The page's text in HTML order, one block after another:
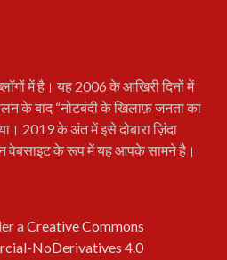
में है। यह 2006 के आखिरी दिनों में
के बाद “नोटबंदी के खिलाफ़ जनता का
2019 के अंत में इसे दोबारा ज़िंदा
वेबसाइट के रूप में यह आपके सामने है।
aCreative Commons
NoDerivatives 4.0